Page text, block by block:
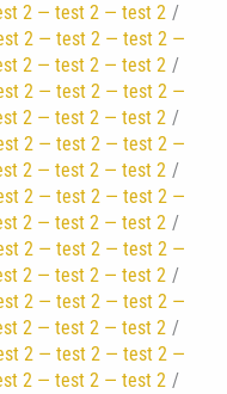
2 — test 2 — test 2
2 — test 2 — test 2 —
2 — test 2 — test 2
2 — test 2 — test 2 —
2 — test 2 — test 2
2 — test 2 — test 2 —
2 — test 2 — test 2
2 — test 2 — test 2 —
2 — test 2 — test 2
2 — test 2 — test 2 —
2 — test 2 — test 2
2 — test 2 — test 2 —
2 — test 2 — test 2
2 — test 2 — test 2 —
2 — test 2 — test 2